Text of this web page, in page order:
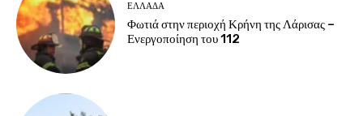
ΕΛΛΑΔΑ
Φωτιά στην περιοχή Κρήνη της Λάρισας –
Ενεργοποίηση του 112